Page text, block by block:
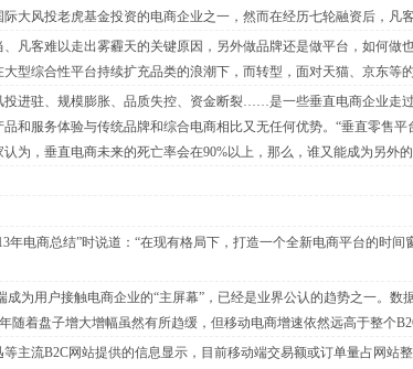
大风投老虎基金投资的电商企业之一，然而在经历七轮融资后，凡
客难以走出雾霾天的关键原因，另外做品牌还是做平台，如何做
型综合性平台持续扩充品类的浪潮下，而转型，面对天猫、京东等
驻、规模膨胀、品质失控、资金断裂……是一些垂直电商企业走
和服务体验与传统品牌和综合电商相比又无任何优势。“垂直零售
为，垂直电商未来的死亡率会在90%以上，那么，谁又能成为另外的
电商总结”时说道：“在现有格局下，打造一个全新电商平台的时间
为用户接触电商企业的“主屏幕”，已经是业界公认的趋势之一。数
随着盘子增大增幅虽然有所趋缓，但移动电商增速依然远高于整个
流B2C网站提供的信息显示，目前移动端交易额或订单量占网站